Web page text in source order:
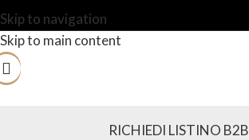
Skip to navigation
Skip to main content
RICHIEDI LISTINO B2B